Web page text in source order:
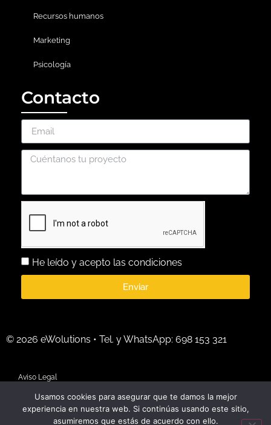
Recursos humanos
Marketing
Psicología
Contacto
He leído y acepto las condiciones
Enviar
© 2026 eWolutions • Tel. y WhatsApp: 698 153 321
Aviso Legal
Uso y privacidad de datos laborales
Usamos cookies para asegurar que te damos la mejor
experiencia en nuestra web. Si continúas usando este sitio,
asumiremos que estás de acuerdo con ello.